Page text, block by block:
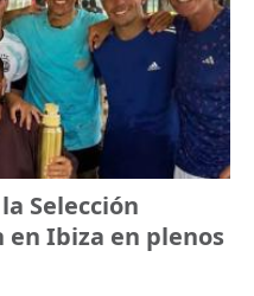
Selección
Ibiza en plenos